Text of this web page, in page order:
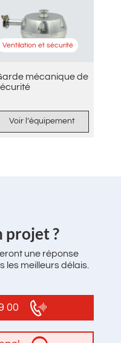
Ventilation et sécurité
mécanique de
Voir l’équipement
projet ?
une réponse
les meilleurs délais.
00